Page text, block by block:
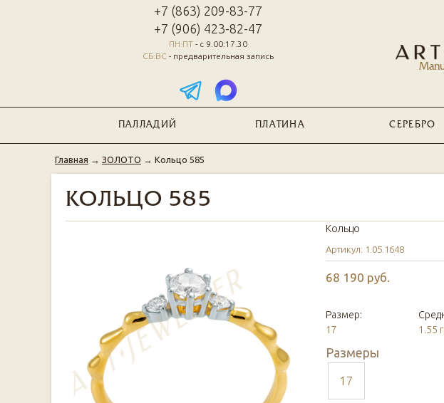
+7 (863) 209-83-77
+7 (906) 423-82-47
ПН:ПТ - с 9.00:17.30
СБ:ВС - предварительная запись
ПАЛЛАДИЙ ПЛАТИНА СЕРЕБРО
Главная → ЗОЛОТО → Кольцо 585
КОЛЬЦО 585
Кольцо
Артикул: 1.05.1648
68 190 руб.
Размер:
17
1.55
Размеры
17